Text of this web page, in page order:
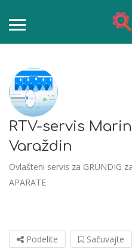
RTV-servis
Varaždin
Ovlašteni servis za GRUNDIG
APARATE
Podelite Sačuvajte